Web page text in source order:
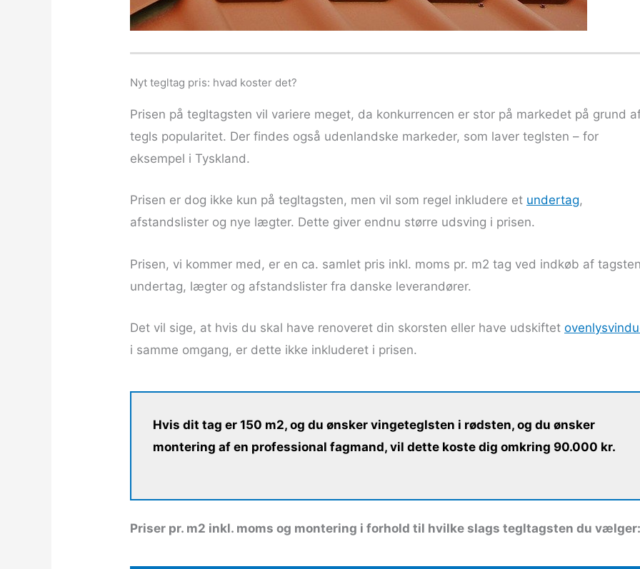
Nyt tegltag pris: hvad koster det?
Prisen på tegltagsten vil variere meget, da konkurrencen er stor på markedet på grund
tegls popularitet. Der findes også udenlandske markeder, som laver teglsten – for
eksempel i Tyskland.
Prisen er dog ikke kun på tegltagsten, men vil som regel inkludere et undertag,
afstandslister og nye lægter. Dette giver endnu større udsving i prisen.
Prisen, vi kommer med, er en ca. samlet pris inkl. moms pr. m2 tag ved indkøb af
undertag, lægter og afstandslister fra danske leverandører.
Det vil sige, at hvis du skal have renoveret din skorsten eller have udskiftet
i samme omgang, er dette ikke inkluderet i prisen.
Hvis dit tag er 150 m2, og du ønsker vingeteglsten i rødsten, og du ønsker
montering af en professional fagmand, vil dette koste dig omkring 90.000 kr.
Priser pr. m2 inkl. moms og montering i forhold til hvilke slags tegltagsten du